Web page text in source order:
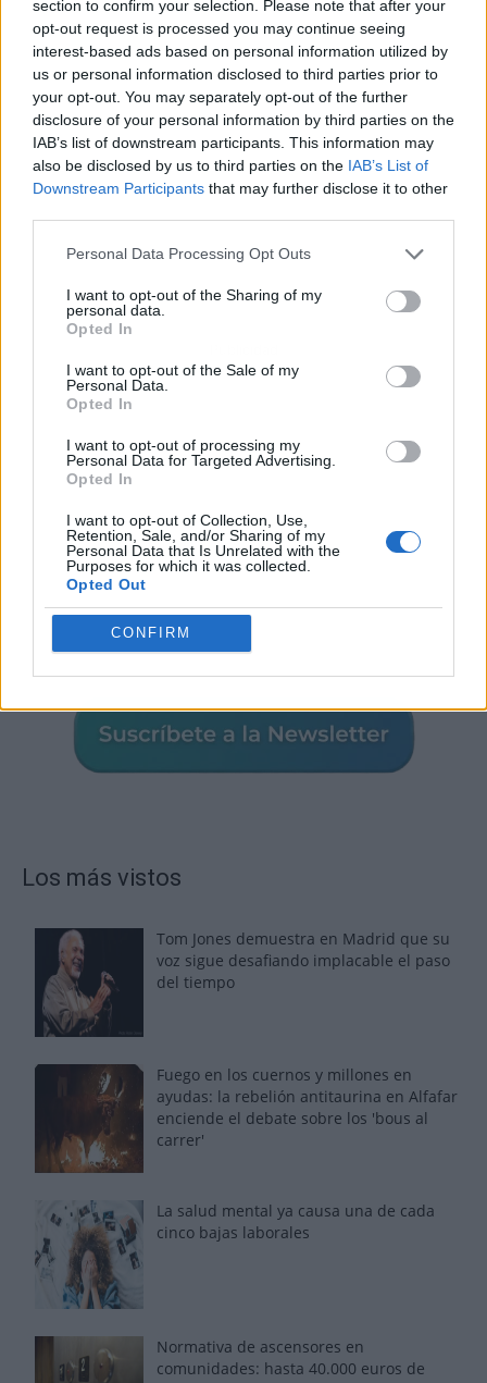
section to confirm your selection. Please note that after your
opt-out request is processed you may continue seeing
interest-based ads based on personal information utilized by
us or personal information disclosed to third parties prior to
your opt-out. You may separately opt-out of the further
disclosure of your personal information by third parties on the
IAB’s list of downstream participants. This information may
also be disclosed by us to third parties on the IAB’s List of
Downstream Participants that may further disclose it to other
Personal Data Processing Opt Outs
I want to opt-out of the Sharing of my
personal data.
Opted In
I want to opt-out of the Sale of my
Personal Data.
Opted In
I want to opt-out of processing my
Personal Data for Targeted Advertising.
Opted In
I want to opt-out of Collection, Use,
Retention, Sale, and/or Sharing of my
Personal Data that Is Unrelated with the
Purposes for which it was collected.
Opted Out
CONFIRM
Los más vistos
Tom Jones demuestra en Madrid que su
voz sigue desafiando implacable el paso
del tiempo
Fuego en los cuernos y millones en
ayudas: la rebelión antitaurina en Alfafar
enciende el debate sobre los 'bous al
carrer'
La salud mental ya causa una de cada
cinco bajas laborales
Normativa de ascensores en
comunidades: hasta 40.000 euros de